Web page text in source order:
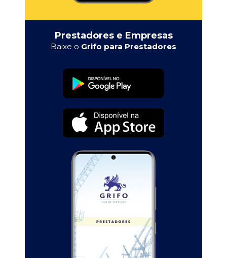
Prestadores e Empresas
Baixe o Grifo para Prestadores